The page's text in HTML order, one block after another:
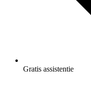
Gratis assistentie